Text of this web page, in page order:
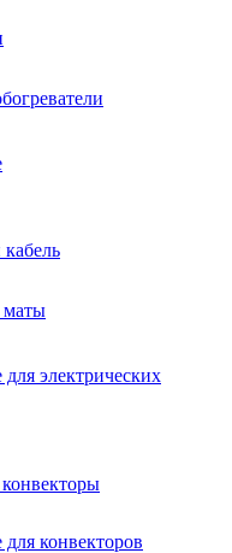
маты
электрических
конвекторов